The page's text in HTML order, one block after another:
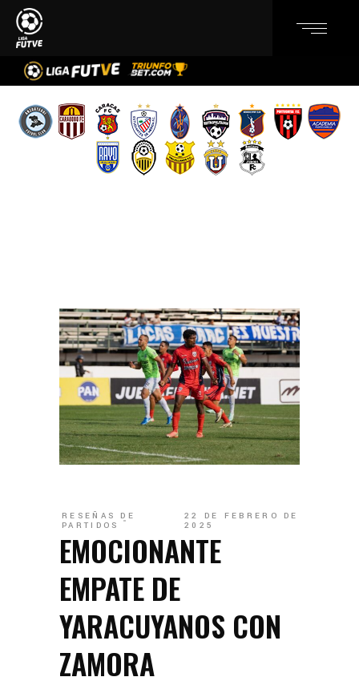
RESEÑAS DE
PARTIDOS
22 DE FEBRERO DE
2025
EMOCIONANTE
EMPATE DE
YARACUYANOS CON
ZAMORA